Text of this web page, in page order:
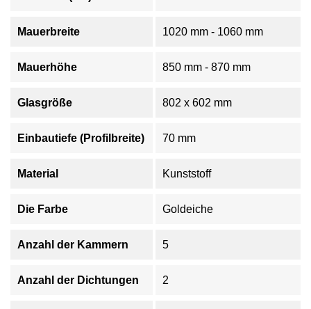
Mauerbreite 1020 mm - 1060 mm
Mauerhöhe 850 mm - 870 mm
Glasgröße 802 x 602 mm
Einbautiefe (Profilbreite) 70 mm
Material Kunststoff
Die Farbe Goldeiche
Anzahl der Kammern 5
Anzahl der Dichtungen 2